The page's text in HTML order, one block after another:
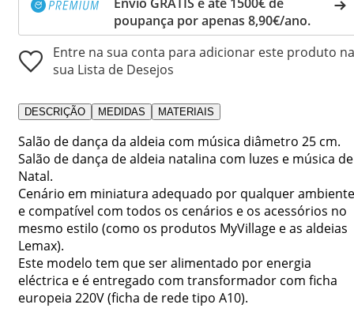
poupança por apenas 8,90€/ano.
Entre na sua conta para adicionar este produto na
sua Lista de Desejos
DESCRIÇÃO MEDIDAS MATERIAIS
Salão de dança da aldeia com música diâmetro 25 cm.
Salão de dança de aldeia natalina com luzes e música de
Natal.
Cenário em miniatura adequado por qualquer ambiente
e compatível com todos os cenários e os acessórios no
mesmo estilo (como os produtos MyVillage e as aldeias
Lemax).
Este modelo tem que ser alimentado por energia
eléctrica e é entregado com transformador com ficha
europeia 220V (ficha de rede tipo A10).